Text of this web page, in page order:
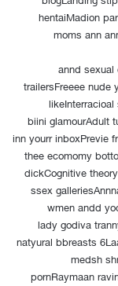
hentaiMadion
moms ann
annd
trailersFreeee
biini glamourAdult
inn yourr inboxPrevie
thee ecomomy
dickCognitive
ssex
wmen andd
lady godiva
natyural bbreasts
medsh
pornRaymaan